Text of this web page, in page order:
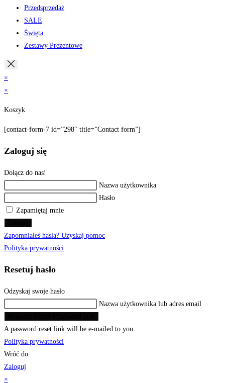
Przedsprzedaż
SALE
Święta
Zestawy Prezentowe
×
×
Koszyk
[contact-form-7 id=”298″ title=”Contact form”]
Zaloguj się
Dołącz do nas!
Nazwa użytkownika
Hasło
Zapamiętaj mnie
Zapomniałeś hasła? Uzyskaj pomoc
Polityka prywatności
Resetuj hasło
Odzyskaj swoje hasło
Nazwa użytkownika lub adres email
A password reset link will be e-mailed to you.
Polityka prywatności
Wróć do
Zaloguj
×